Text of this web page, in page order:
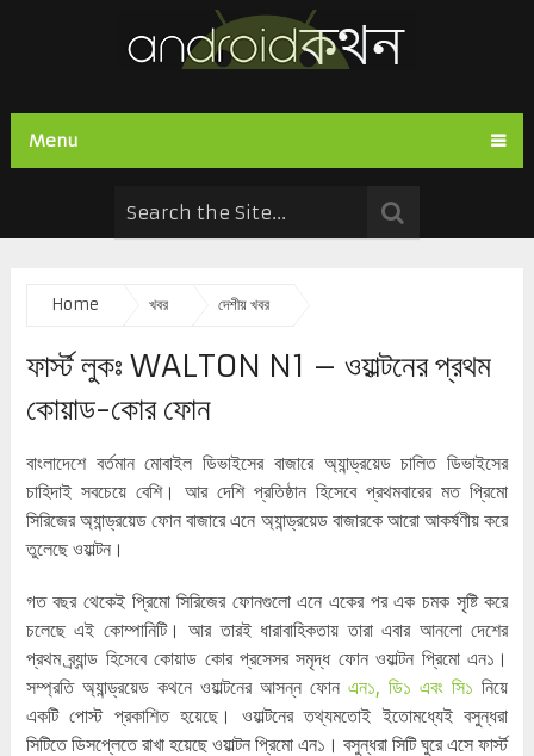
Menu
Home খবর দেশীয় খবর
ফার্স্ট লুকঃ WALTON N1 – ওয়াল্টনের প্রথম
কোয়াড-কোর ফোন
বাংলাদেশে বর্তমান মোবাইল ডিভাইসের বাজারে অ্যান্ড্রয়েড চালিত ডিভাইসের
চাহিদাই সবচেয়ে বেশি। আর দেশি প্রতিষ্ঠান হিসেবে প্রথমবারের মত প্রিমো
সিরিজের অ্যান্ড্রয়েড ফোন বাজারে এনে অ্যান্ড্রয়েড বাজারকে আরো আকর্ষণীয় করে
তুলেছে ওয়াল্টন।
গত বছর থেকেই প্রিমো সিরিজের ফোনগুলো এনে একের পর এক চমক সৃষ্টি করে
চলেছে এই কোম্পানিটি। আর তারই ধারাবাহিকতায় তারা এবার আনলো দেশের
প্রথম ব্র্যান্ড হিসেবে কোয়াড কোর প্রসেসর সমৃদ্ধ ফোন ওয়াল্টন প্রিমো এন১।
সম্প্রতি অ্যান্ড্রয়েড কথনে ওয়াল্টনের আসন্ন ফোনএন১, ডি১ এবং সি১ নিয়ে
একটি পোস্ট প্রকাশিত হয়েছে। ওয়াল্টনের তথ্যমতোই ইতোমধ্যেই বসুন্ধরা
সিটিতে ডিসপ্লেতে রাখা হয়েছে ওয়াল্টন প্রিমো এন১। বসুন্ধরা সিটি ঘুরে এসে ফার্স্ট